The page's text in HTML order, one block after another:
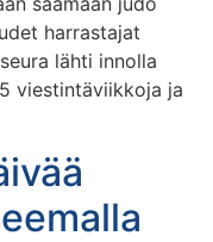
harrastajat
lähti innolla
viestintäviikkoja ja